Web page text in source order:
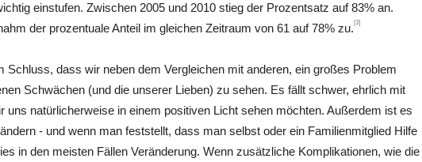
einstufen. Zwischen 2005 und 2010 stieg der Prozentsatz auf 83% an.
der prozentuale Anteil im gleichen Zeitraum von 61 auf 78% zu.[3]
Schluss, dass wir neben dem Vergleichen mit anderen, ein großes Problem
Schwächen (und die unserer Lieben) zu sehen. Es fällt schwer, ehrlich mit
uns natürlicherweise in einem positiven Licht sehen möchten. Außerdem ist es
- und wenn man feststellt, dass man selbst oder ein Familienmitglied Hilfe
in den meisten Fällen Veränderung. Wenn zusätzliche Komplikationen, wie die